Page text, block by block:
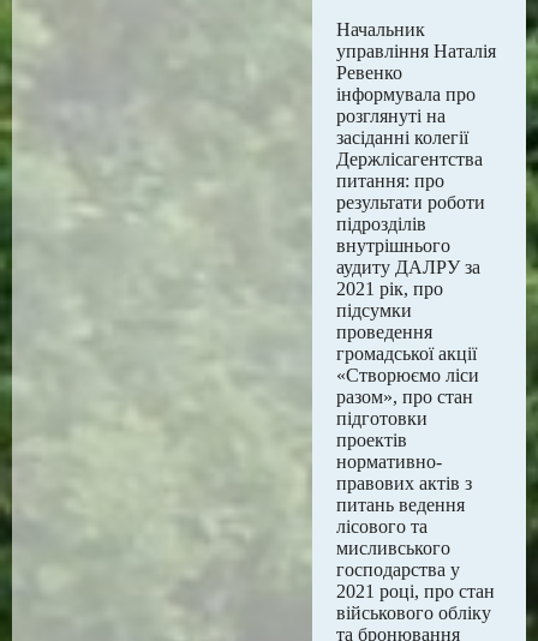
Начальник
управління Наталія
Ревенко
інформувала про
розглянуті на
засіданні колегії
Держлісагентства
питання: про
результати роботи
підрозділів
внутрішнього
аудиту ДАЛРУ за
2021 рік, про
підсумки
проведення
громадської акції
«Створюємо ліси
разом», про стан
підготовки
проектів
нормативно-
правових актів з
питань ведення
лісового та
мисливського
господарства у
2021 році, про стан
військового обліку
та бронювання